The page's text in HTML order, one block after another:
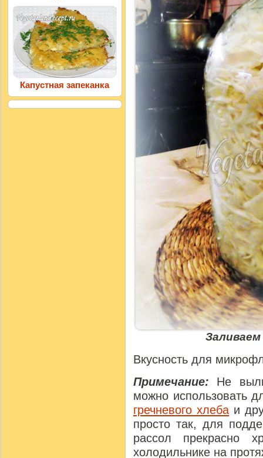
Вкусность для
Примечание: Не
можно использовать
гречневого хлеба и
просто так, для
рассол прекрасно
холодильнике на
Капустная запеканка